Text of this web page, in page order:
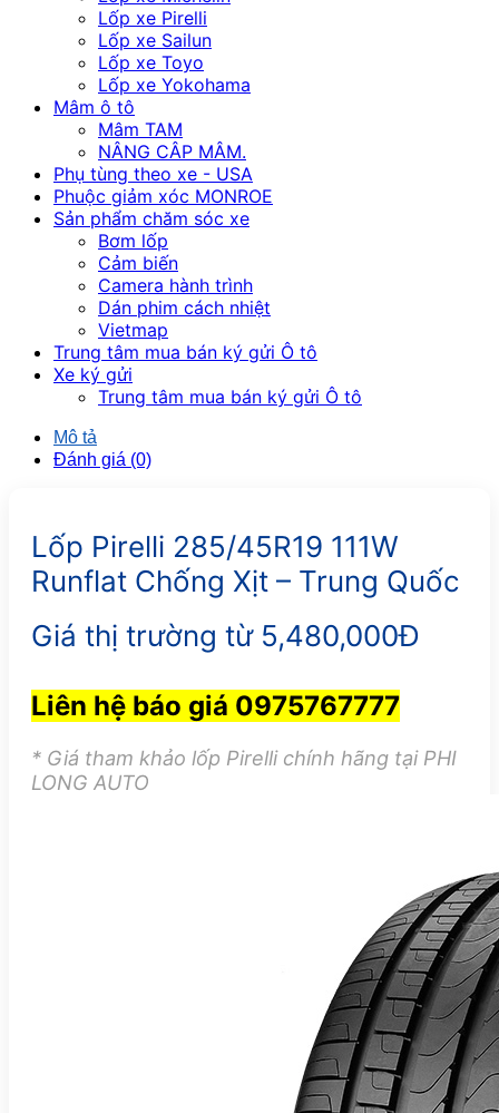
Lốp xe Pirelli
Lốp xe Sailun
Lốp xe Toyo
Lốp xe Yokohama
Mâm ô tô
Mâm TAM
NÂNG CÂP MÂM.
Phụ tùng theo xe - USA
Phuộc giảm xóc MONROE
Sản phẩm chăm sóc xe
Bơm lốp
Cảm biến
Camera hành trình
Dán phim cách nhiệt
Vietmap
Trung tâm mua bán ký gửi Ô tô
Xe ký gửi
Trung tâm mua bán ký gửi Ô tô
Mô tả
Đánh giá (0)
Lốp Pirelli 285/45R19 111W
Runflat Chống Xịt – Trung Quốc
Giá thị trường từ 5,480,000Đ
Liên hệ báo giá 0975767777
* Giá tham khảo lốp Pirelli chính hãng tại PHI
LONG AUTO